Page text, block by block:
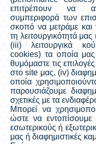
επιτρέπουν να
συμπεριφορά των
σκοπό να μετράμε και
τη λειτουργικότητά
(iii) λειτουργικά
cookies) τα οποία
θυμόμαστε τις
στο site μας, (iv)
οποία
παρουσιάζουμε
σχετικές με τα
Μπορεί να
ώστε να εντοπίσουμε
εσωτερικούς ή
μας ή διαφημιστικές